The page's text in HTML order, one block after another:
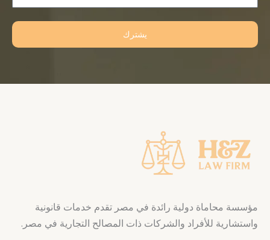
يشترك
مؤسسة محاماة دولية رائدة في مصر تقدم خدمات قانونية
واستشارية للأفراد والشركات ذات المصالح التجارية في مصر.